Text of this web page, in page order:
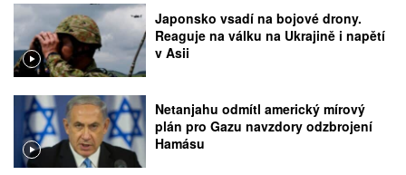
Japonsko vsadí na bojové drony.
Reaguje na válku na Ukrajině i napětí
v Asii
Netanjahu odmítl americký mírový
plán pro Gazu navzdory odzbrojení
Hamásu